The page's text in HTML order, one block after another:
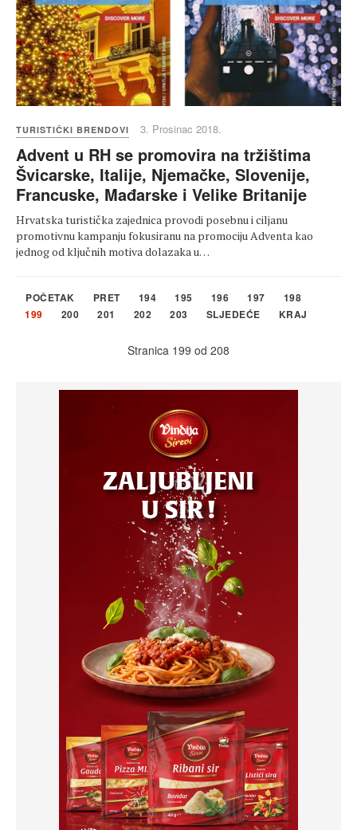
TURISTIČKI BRENDOVI 3. Prosinac 2018.
Advent u RH se promovira na tržištima
Švicarske, Italije, Njemačke, Slovenije,
Francuske, Mađarske i Velike Britanije
Hrvatska turistička zajednica provodi posebnu i ciljanu
promotivnu kampanju fokusiranu na promociju Adventa kao
jednog od ključnih motiva dolazaka u…
POČETAK PRET 194 195 196 197
198
199
200 201 202 203 SLJEDEĆE KRAJ
Stranica 199 od 208